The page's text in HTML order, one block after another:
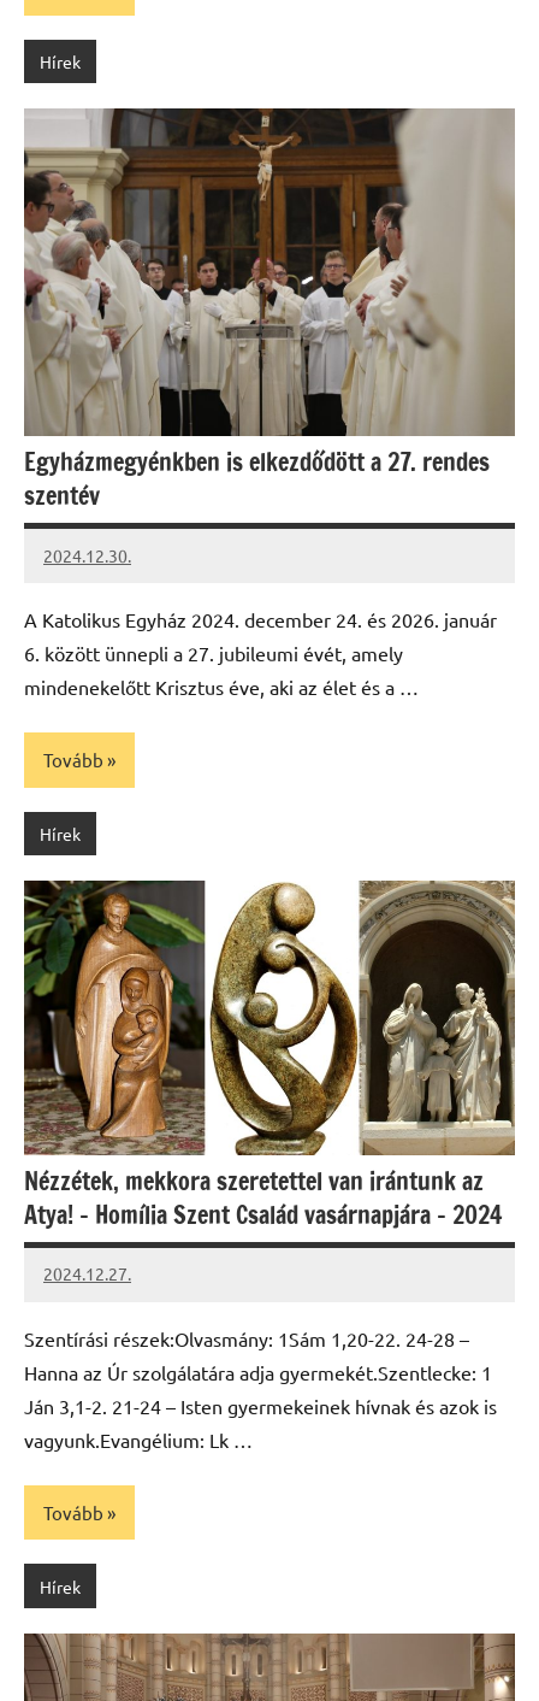
Hírek
Egyházmegyénkben is elkezdődött a 27. rendes
szentév
2024.12.30.
kovacs.agi
A Katolikus Egyház 2024. december 24. és 2026. január
6. között ünnepli a 27. jubileumi évét, amely
mindenekelőtt Krisztus éve, aki az élet és a …
Tovább
Hírek
Nézzétek, mekkora szeretettel van irántunk az
Atya! – Homília Szent Család vasárnapjára – 2024
2024.12.27.
kovacs.agi
Szentírási részek:Olvasmány: 1Sám 1,20-22. 24-28 –
Hanna az Úr szolgálatára adja gyermekét.Szentlecke: 1
Ján 3,1-2. 21-24 – Isten gyermekeinek hívnak és azok is
vagyunk.Evangélium: Lk …
Tovább
Hírek